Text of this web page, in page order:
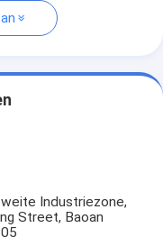
Industriezone,
Street, Baoan